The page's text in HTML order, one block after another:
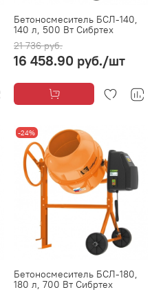
Бетоносмеситель БСЛ-140,
140 л, 500 Вт Сибртех
21 736 руб.
16 458.90 руб./шт
-24%
Бетоносмеситель БСЛ-180,
180 л, 700 Вт Сибртех